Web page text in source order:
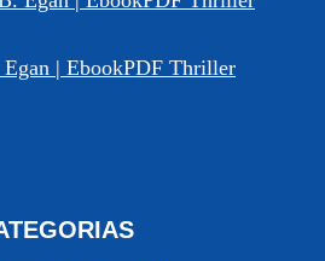
| EbookPDF Thriller